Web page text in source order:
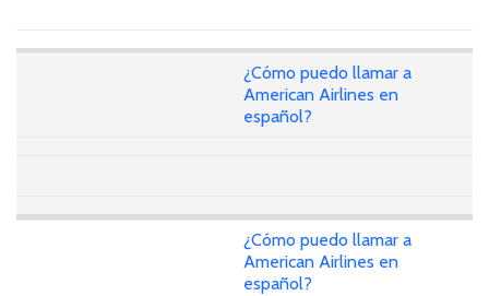
¿Cómo puedo llamar a
American Airlines en
español?
¿Cómo puedo llamar a
American Airlines en
español?